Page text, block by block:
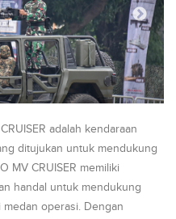
adalah kendaraan
ditujukan untuk mendukung
MV CRUISER memiliki
handal untuk mendukung
operasi. Dengan